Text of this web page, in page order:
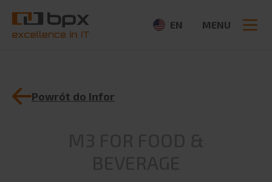
EN MENU
O NAS
Powrót do Infor